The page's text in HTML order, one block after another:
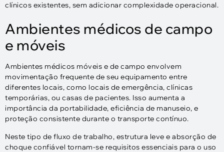
clínicos existentes, sem adicionar complexidade operacional.
Ambientes médicos de campo
e móveis
Ambientes médicos móveis e de campo envolvem
movimentação frequente de seu equipamento entre
diferentes locais, como locais de emergência, clínicas
temporárias, ou casas de pacientes. Isso aumenta a
importância da portabilidade, eficiência de manuseio, e
proteção consistente durante o transporte contínuo.
Neste tipo de fluxo de trabalho, estrutura leve e absorção de
choque confiável tornam-se requisitos essenciais para o uso